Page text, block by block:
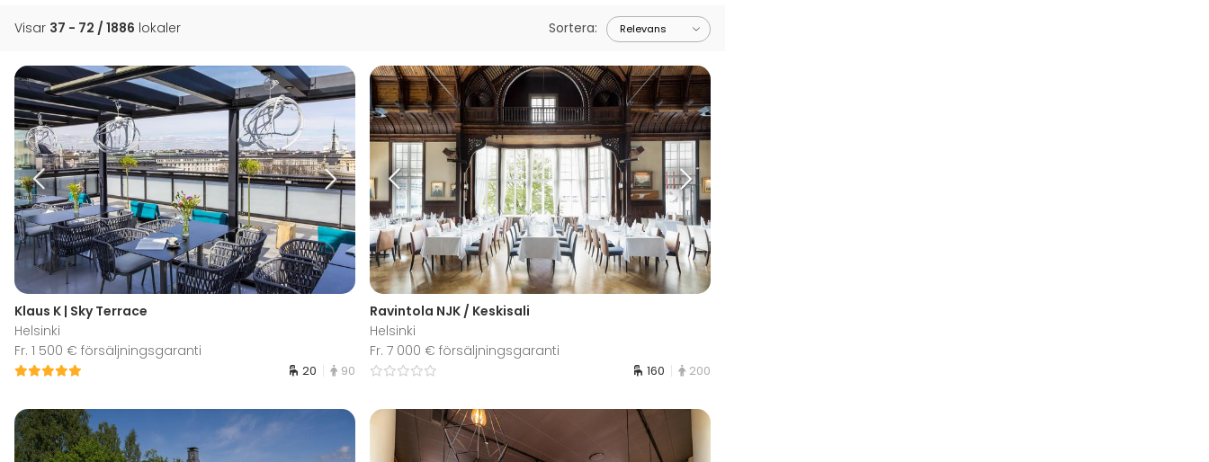
Visar 37 - 72 / 1886 lokaler Sortera:
Klaus K | Sky Terrace
Helsinki
Fr. 1 500 € försäljningsgaranti
20 90
Ravintola NJK / Keskisali
Helsinki
Fr. 7 000 € försäljningsgaranti
160 200